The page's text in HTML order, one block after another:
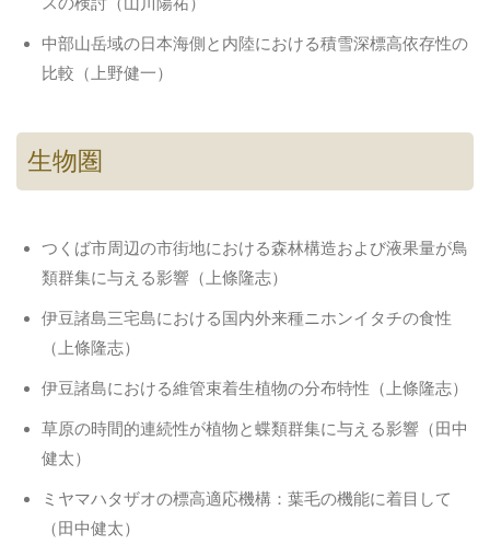
中部山岳域の日本海側と内陸における積雪深標高依存性の
比較（上野健一）
生物圏
つくば市周辺の市街地における森林構造および液果量が鳥
類群集に与える影響（上條隆志）
伊豆諸島三宅島における国内外来種ニホンイタチの食性
（上條隆志）
伊豆諸島における維管束着生植物の分布特性（上條隆志）
草原の時間的連続性が植物と蝶類群集に与える影響（田中
健太）
ミヤマハタザオの標高適応機構：葉毛の機能に着目して
（田中健太）